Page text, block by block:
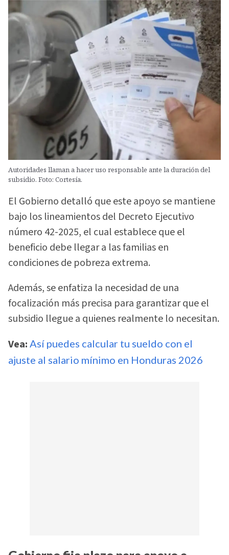
Autoridades llaman a hacer uso responsable ante la duración del
subsidio. Foto: Cortesía.
El Gobierno detalló que este apoyo se mantiene
bajo los lineamientos del Decreto Ejecutivo
número 42-2025, el cual establece que el
beneficio debe llegar a las familias en
condiciones de pobreza extrema.
Además, se enfatiza la necesidad de una
focalización más precisa para garantizar que el
subsidio llegue a quienes realmente lo necesitan.
Vea: Así puedes calcular tu sueldo con el
ajuste al salario mínimo en Honduras 2026